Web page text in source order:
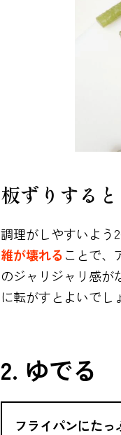
板ずりする
調理がしやすいよう
維が壊れることで、
のジャリジャリ感が
に転がすとよいでし
2. ゆでる
フライパンにた